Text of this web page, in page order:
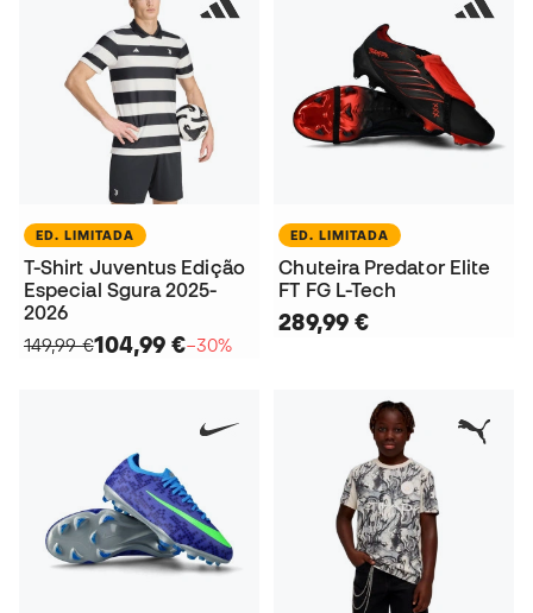
ED. LIMITADA
T-Shirt Juventus Edição
Especial Sgura 2025-
2026
149,99 €104,99 €−30%
ED. LIMITADA
Chuteira Predator Elite
FT FG L-Tech
289,99 €